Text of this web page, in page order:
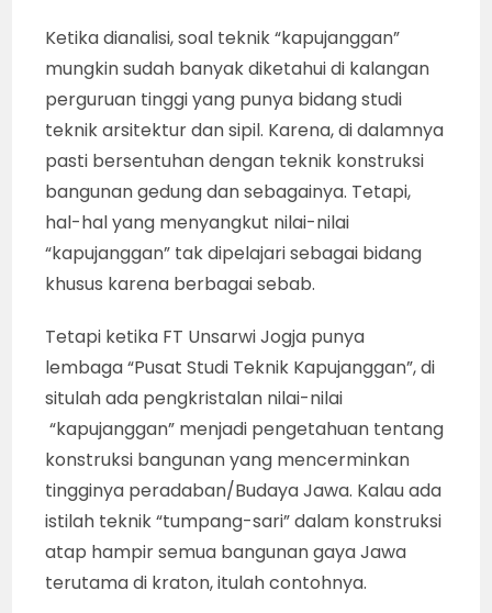
Ketika dianalisi, soal teknik “kapujanggan”
mungkin sudah banyak diketahui di kalangan
perguruan tinggi yang punya bidang studi
teknik arsitektur dan sipil. Karena, di dalamnya
pasti bersentuhan dengan teknik konstruksi
bangunan gedung dan sebagainya. Tetapi,
hal-hal yang menyangkut nilai-nilai
“kapujanggan” tak dipelajari sebagai bidang
khusus karena berbagai sebab.
Tetapi ketika FT Unsarwi Jogja punya
lembaga “Pusat Studi Teknik Kapujanggan”, di
situlah ada pengkristalan nilai-nilai
“kapujanggan” menjadi pengetahuan tentang
konstruksi bangunan yang mencerminkan
tingginya peradaban/Budaya Jawa. Kalau ada
istilah teknik “tumpang-sari” dalam konstruksi
atap hampir semua bangunan gaya Jawa
terutama di kraton, itulah contohnya.